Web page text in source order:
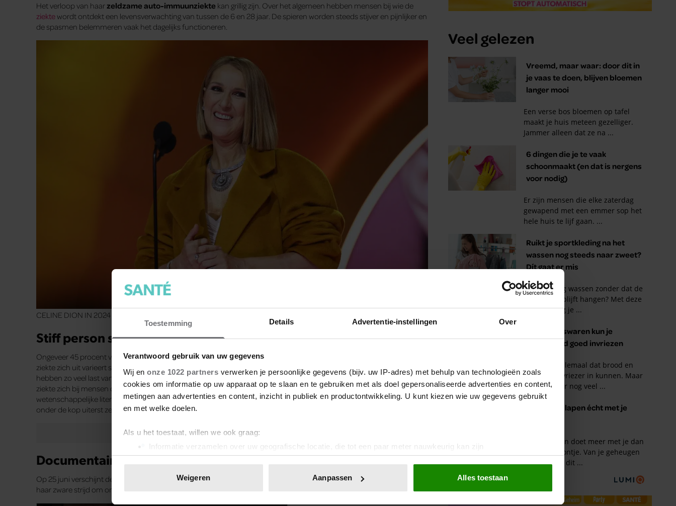
Toestemming Details Advertentie-instellingen Over
Verantwoord gebruik van uw gegevens
Wij en onze 1022 partners verwerken je persoonlijke gegevens (bijv. uw IP-adres) met behulp van technologieën zoals
cookies om informatie op uw apparaat op te slaan en te gebruiken met als doel gepersonaliseerde advertenties en content,
metingen aan advertenties en content, inzicht in publiek en productontwikkeling. U kunt kiezen wie uw gegevens gebruikt
en met welke doelen.
Als u het toestaat, willen we ook graag:
Informatie verzamelen over uw geografische locatie, die tot een paar meter nauwkeurig kan zijn
Uw apparaat identificeren door het actief te scannen op specifieke eigenschappen (fingerprinting)
toestemming op elk moment wijzigen of intrekken in de Cookieverklaring.
Weigeren Aanpassen Alles toestaan
Het verloop van haarzeldzame auto-immuunziekte kan grillig zijn. Over het algemeen hebben mensen bij wie de
ziekte wordt ontdekt een levensverwachting van tussen de 6 en 28 jaar. De spieren worden steeds stijver en pijnlijker en
de spasmen belemmeren vaak het dagelijks functioneren.
CELINE DION IN 2024
Stiff person syndroom
Ongeveer 45 procent van de mensen metStiff Person Syndroom(SPS) heeft ook last van diabetes type 1. Hoe de
ziekte zich uit varieert sterk. Sommige mensen hebben baat bij medicijnen, anderen bij fysiotherapie, weer anderen
hebben zo veel last van de ziekte dat dagelijks functioneren ernstig wordt belemmerd. In heel zeldzame gevallen uit de
ziekte zich bij mensen die borstkanker of longkanker hebben. De precieze oorzaak vanSPSis nog onduidelijk. In de
wetenschappelijke literatuur wordt vaak over auto-immuunziekte gesproken, maar vooralsnog valt de ziekte vooral
onder de kop uiterst zeldzame ziektes.
Documentaire
Op 25 juni verschijnt de documentaire I Am: Céline Dion . Hierin wordtCeline Dion
haar zware strijd om ondanks haar ernstige ziekte weer te kunnen optreden.